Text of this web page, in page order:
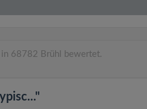
in 68782 Brühl bewertet.